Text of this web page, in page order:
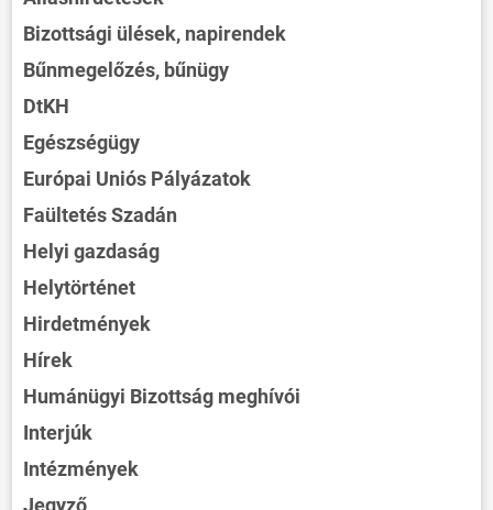
Bizottsági ülések, napirendek
Bűnmegelőzés, bűnügy
DtKH
Egészségügy
Európai Uniós Pályázatok
Faültetés Szadán
Helyi gazdaság
Helytörténet
Hirdetmények
Hírek
Humánügyi Bizottság meghívói
Interjúk
Intézmények